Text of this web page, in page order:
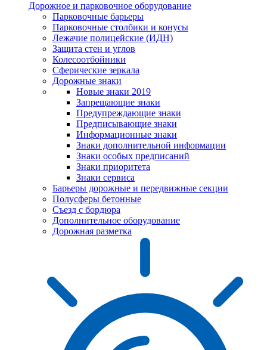
Дорожное и парковочное оборудование
Парковочные барьеры
Парковочные столбики и конусы
Лежачие полицейские (ИДН)
Защита стен и углов
Колесоотбойники
Сферические зеркала
Дорожные знаки
Новые знаки 2019
Запрещающие знаки
Предупреждающие знаки
Предписывающие знаки
Информационные знаки
Знаки дополнительной информации
Знаки особых предписаний
Знаки приоритета
Знаки сервиса
Барьеры дорожные и передвижные секции
Полусферы бетонные
Съезд с бордюра
Дополнительное оборудование
Дорожная разметка